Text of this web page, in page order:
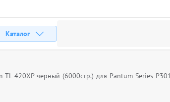
Каталог
TL-420XP черный (6000стр.) для Pantum Series